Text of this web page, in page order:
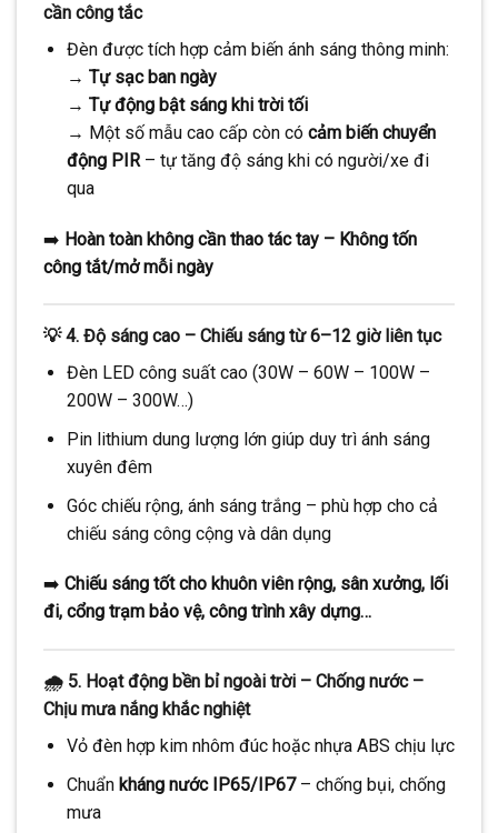
cần công tắc
Đèn được tích hợp cảm biến ánh sáng thông minh:
→ Tự sạc ban ngày
→ Tự động bật sáng khi trời tối
→ Một số mẫu cao cấp còn có cảm biến chuyển
động PIR– tự tăng độ sáng khi có người/xe đi
qua
➡️ Hoàn toàn không cần thao tác tay – Không tốn
công tắt/mở mỗi ngày
💡4. Độ sáng cao – Chiếu sáng từ 6–12 giờ liên tục
Đèn LED công suất cao (30W – 60W – 100W –
200W – 300W…)
Pin lithium dung lượng lớn giúp duy trì ánh sáng
xuyên đêm
Góc chiếu rộng, ánh sáng trắng – phù hợp cho cả
chiếu sáng công cộng và dân dụng
➡️ Chiếu sáng tốt cho khuôn viên rộng, sân xưởng, lối
đi, cổng trạm bảo vệ, công trình xây dựng…
🌧️ 5. Hoạt động bền bỉ ngoài trời – Chống nước –
Chịu mưa nắng khắc nghiệt
Vỏ đèn hợp kim nhôm đúc hoặc nhựa ABS chịu lực
Chuẩn kháng nước IP65/IP67– chống bụi, chống
mưa